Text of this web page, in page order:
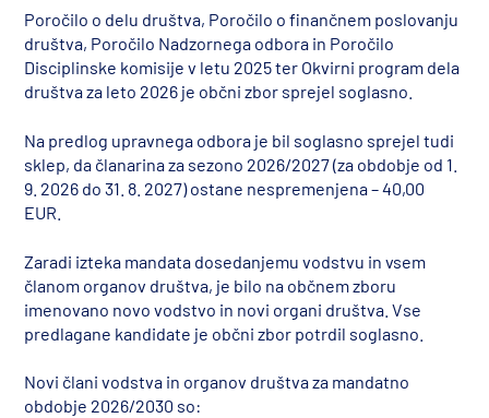
Poročilo o delu društva, Poročilo o finančnem poslovanju
društva, Poročilo Nadzornega odbora in Poročilo
Disciplinske komisije v letu 2025 ter Okvirni program dela
društva za leto 2026 je občni zbor sprejel soglasno.
Na predlog upravnega odbora je bil soglasno sprejel tudi
sklep, da članarina za sezono 2026/2027 (za obdobje od 1.
9. 2026 do 31. 8. 2027) ostane nespremenjena – 40,00
EUR.
Zaradi izteka mandata dosedanjemu vodstvu in vsem
članom organov društva, je bilo na občnem zboru
imenovano novo vodstvo in novi organi društva. Vse
predlagane kandidate je občni zbor potrdil soglasno.
Novi člani vodstva in organov društva za mandatno
obdobje 2026/2030 so: